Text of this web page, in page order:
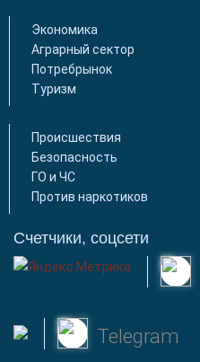
Экономика
Аграрный сектор
Потребрынок
Туризм
Происшествия
Безопасность
ГО и ЧС
Против наркотиков
Счетчики, соцсети
Telegram